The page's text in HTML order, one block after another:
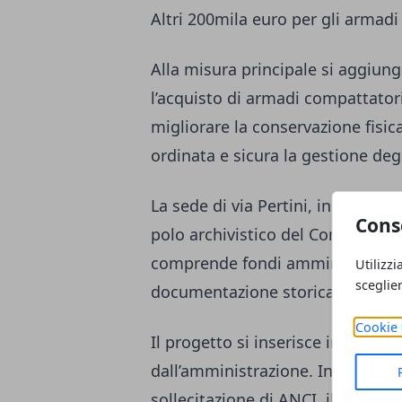
Cookie
Altri 200mila euro per gli
Alla misura principale si
l’acquisto di armadi
migliorare la conservazione
ordinata e sicura la gestione
La sede di via Pertini, insieme
polo archivistico del Comune di
comprende fondi
documentazione storica legata
Il progetto si inserisce in un
dall’amministrazione. In